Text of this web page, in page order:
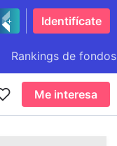
Identifícate
Rankings de fondos
Me interesa